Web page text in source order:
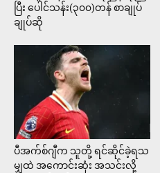
ပြီး ပေါင်သန်း(၃၀၀)တန် စာချုပ်
ချုပ်ဆို
ပီအက်စ်ဂျီက သူတို့ ရင်ဆိုင်ခဲ့ရသ
မျှထဲ အကောင်းဆုံး အသင်းလို့